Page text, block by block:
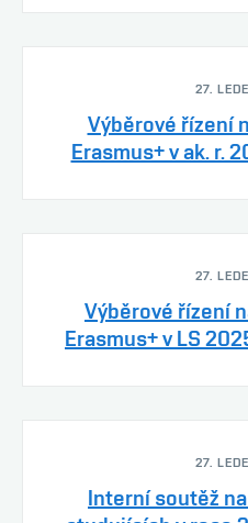
27.
Výběrové řízení
Erasmus+ v ak. r.
27.
Výběrové řízení
Erasmus+ v LS
27.
Interní soutěž